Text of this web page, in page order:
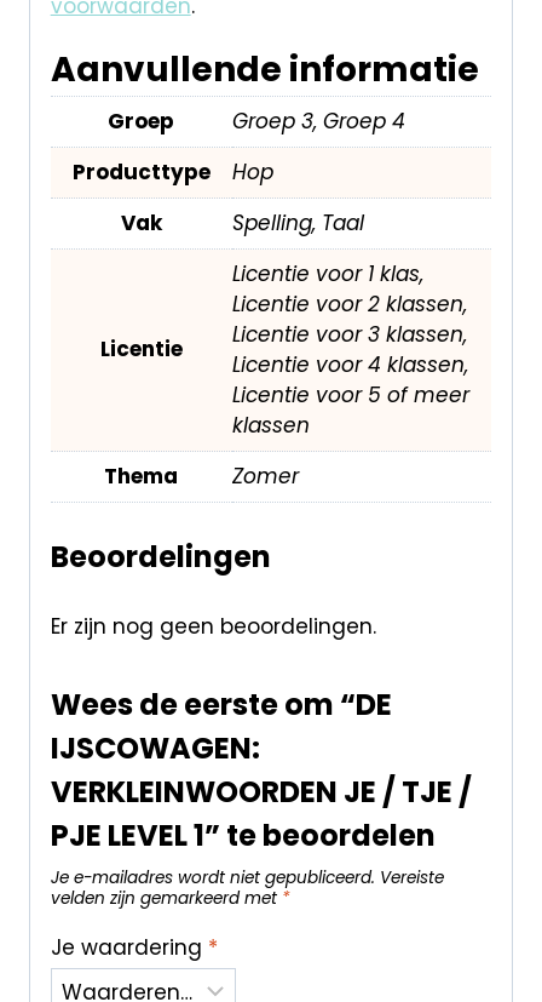
Aanvullende informatie
Groep
Groep 3, Groep 4
Producttype
Hop
Vak
Spelling, Taal
Licentie
Licentie voor 1 klas,
Licentie voor 2 klassen,
Licentie voor 3 klassen,
Licentie voor 4 klassen,
Licentie voor 5 of meer
klassen
Thema
Zomer
Beoordelingen
Er zijn nog geen beoordelingen.
Wees de eerste om “DE
IJSCOWAGEN:
VERKLEINWOORDEN JE / TJE /
PJE LEVEL 1” te beoordelen
Je e-mailadres wordt niet gepubliceerd. Vereiste
velden zijn gemarkeerd met *
Je waardering *